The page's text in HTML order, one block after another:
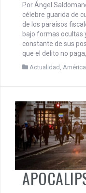
Por Ángel
célebre guarida de
de los paraísos
bajo formas ocultas
constante de sus
que el delito no
Actualidad ,